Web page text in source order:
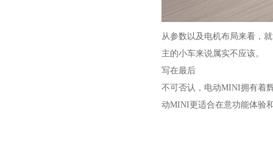
从参数以及电机布局来看，
主的小车来说属实不应该。
写在最后
不可否认，电动MINI拥有着
动MINI更适合在意功能体验